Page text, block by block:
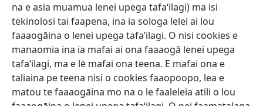
na e asia muamua lenei upega tafaʻilagi) ma isi
tekinolosi tai faapena, ina ia sologa lelei ai lou
faaaogāina o lenei upega tafa’ilagi. O nisi cookies e
manaomia ina ia mafai ai ona faaaogā lenei upega
tafaʻilagi, ma e lē mafai ona teena. E mafai ona e
taliaina pe teena nisi o cookies faaopoopo, lea e
matou te faaaogāina mo na o le faaleleia atili o lou
(tatala
se
isi
polokalame)
Lomiga Faale-Tusi Paia I LE INITANETI™
(tatala
se
isi
polokalame)
JW Hub
(tatala
se
isi
App o le JW Library